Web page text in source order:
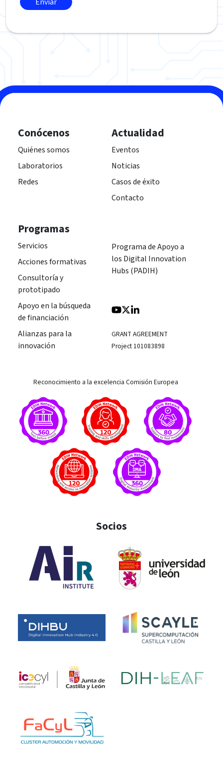
Conócenos
Quiénes somos
Laboratorios
Redes
Actualidad
Eventos
Noticias
Casos de éxito
Contacto
Programas
Servicios
Acciones formativas
Consultoría y
prototipado
Apoyo en la búsqueda
de financiación
Alianzas para la
innovación
Programa de Apoyo a
los Digital Innovation
Hubs (PADIH)
GRANT AGREEMENT
Project 101083898
Reconocimiento a la excelencia Comisión Europea
Socios